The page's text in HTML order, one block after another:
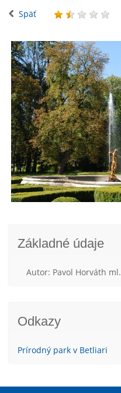
Späť
Základné údaje
Autor: Pavol Horváth ml.
Odkazy
Prírodný park v Betliari